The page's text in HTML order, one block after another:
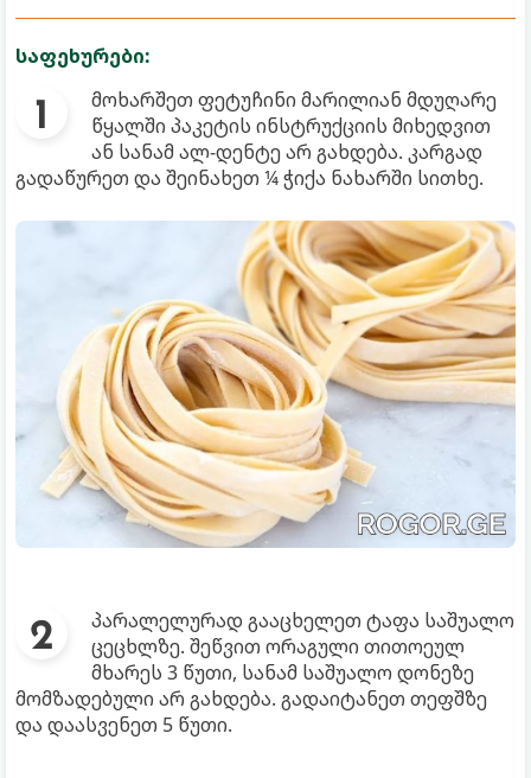
საფეხურები:
მოხარშეთ ფეტუჩინი მარილიან მდუღარე
წყალში პაკეტის ინსტრუქციის მიხედვით
ან სანამ ალ-დენტე არ გახდება. კარგად
გადაწურეთ და შეინახეთ ¼ ჭიქა ნახარში სითხე.
პარალელურად გააცხელეთ ტაფა საშუალო
ცეცხლზე. შეწვით ორაგული თითოეულ
მხარეს 3 წუთი, სანამ საშუალო დონეზე
მომზადებული არ გახდება. გადაიტანეთ თეფშზე
და დაასვენეთ 5 წუთი.